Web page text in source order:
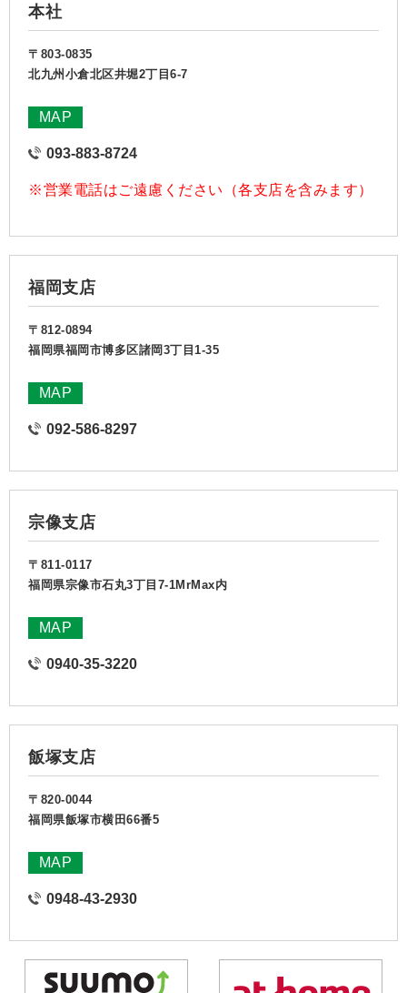
本社
〒803-0835
北九州小倉北区井堀2丁目6-7
MAP
093-883-8724
※営業電話はご遠慮ください（各支店を含みます）
福岡支店
〒812-0894
福岡県福岡市博多区諸岡3丁目1-35
MAP
092-586-8297
宗像支店
〒811-0117
福岡県宗像市石丸3丁目7-1MrMax内
MAP
0940-35-3220
飯塚支店
〒820-0044
福岡県飯塚市横田66番5
MAP
0948-43-2930